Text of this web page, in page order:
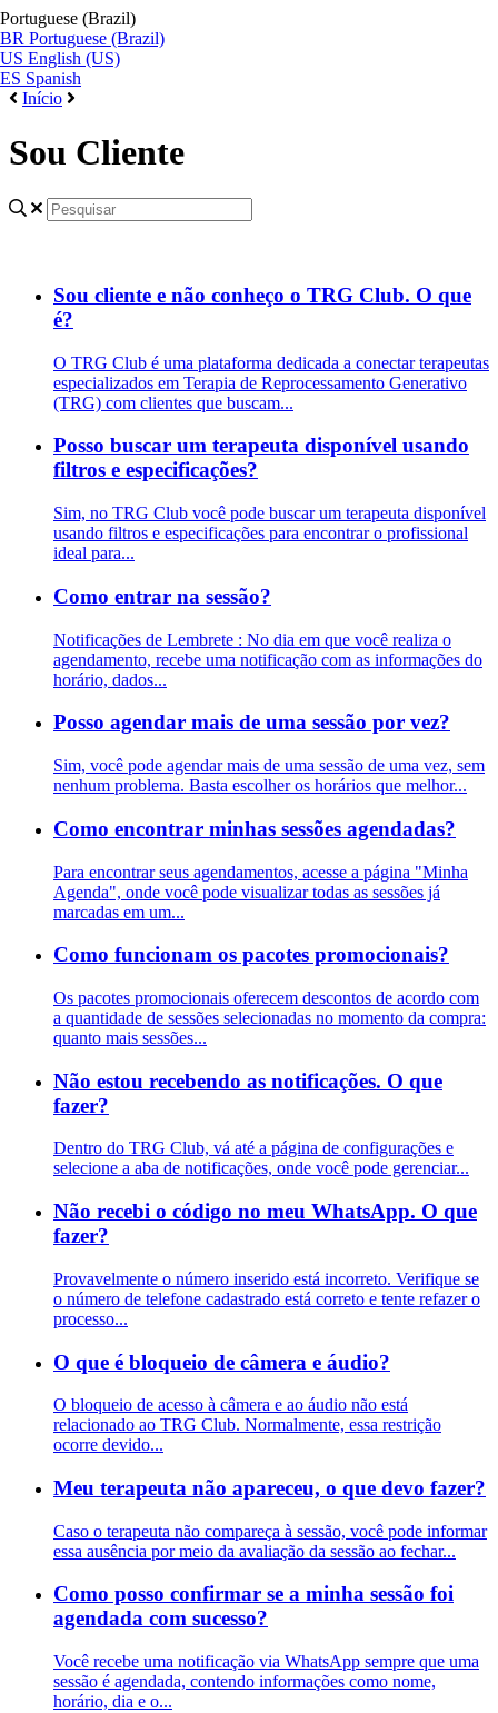
Portuguese (Brazil)
BR Portuguese (Brazil)
US English (US)
ES Spanish
Início
Sou Cliente
Sou cliente e não conheço o TRG Club. O que
é?
O TRG Club é uma plataforma dedicada a conectar terapeutas
especializados em Terapia de Reprocessamento Generativo
(TRG) com clientes que buscam...
Posso buscar um terapeuta disponível usando
filtros e especificações?
Sim, no TRG Club você pode buscar um terapeuta disponível
usando filtros e especificações para encontrar o profissional
ideal para...
Como entrar na sessão?
Notificações de Lembrete : No dia em que você realiza o
agendamento, recebe uma notificação com as informações do
horário, dados...
Posso agendar mais de uma sessão por vez?
Sim, você pode agendar mais de uma sessão de uma vez, sem
nenhum problema. Basta escolher os horários que melhor...
Como encontrar minhas sessões agendadas?
Para encontrar seus agendamentos, acesse a página "Minha
Agenda", onde você pode visualizar todas as sessões já
marcadas em um...
Como funcionam os pacotes promocionais?
Os pacotes promocionais oferecem descontos de acordo com
a quantidade de sessões selecionadas no momento da compra:
quanto mais sessões...
Não estou recebendo as notificações. O que
fazer?
Dentro do TRG Club, vá até a página de configurações e
selecione a aba de notificações, onde você pode gerenciar...
Não recebi o código no meu WhatsApp. O que
fazer?
Provavelmente o número inserido está incorreto. Verifique se
o número de telefone cadastrado está correto e tente refazer o
processo...
O que é bloqueio de câmera e áudio?
O bloqueio de acesso à câmera e ao áudio não está
relacionado ao TRG Club. Normalmente, essa restrição
ocorre devido...
Meu terapeuta não apareceu, o que devo fazer?
Caso o terapeuta não compareça à sessão, você pode informar
essa ausência por meio da avaliação da sessão ao fechar...
Como posso confirmar se a minha sessão foi
agendada com sucesso?
Você recebe uma notificação via WhatsApp sempre que uma
sessão é agendada, contendo informações como nome,
horário, dia e o...